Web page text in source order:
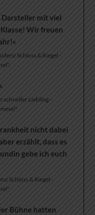
Darsteller mit viel
Wir freuen
Schloss & Riegel -
schneller Liebling -
nicht dabei
erzählt, dass es
gebe ich euch
Schloss & Riegel -
Bühne hatten